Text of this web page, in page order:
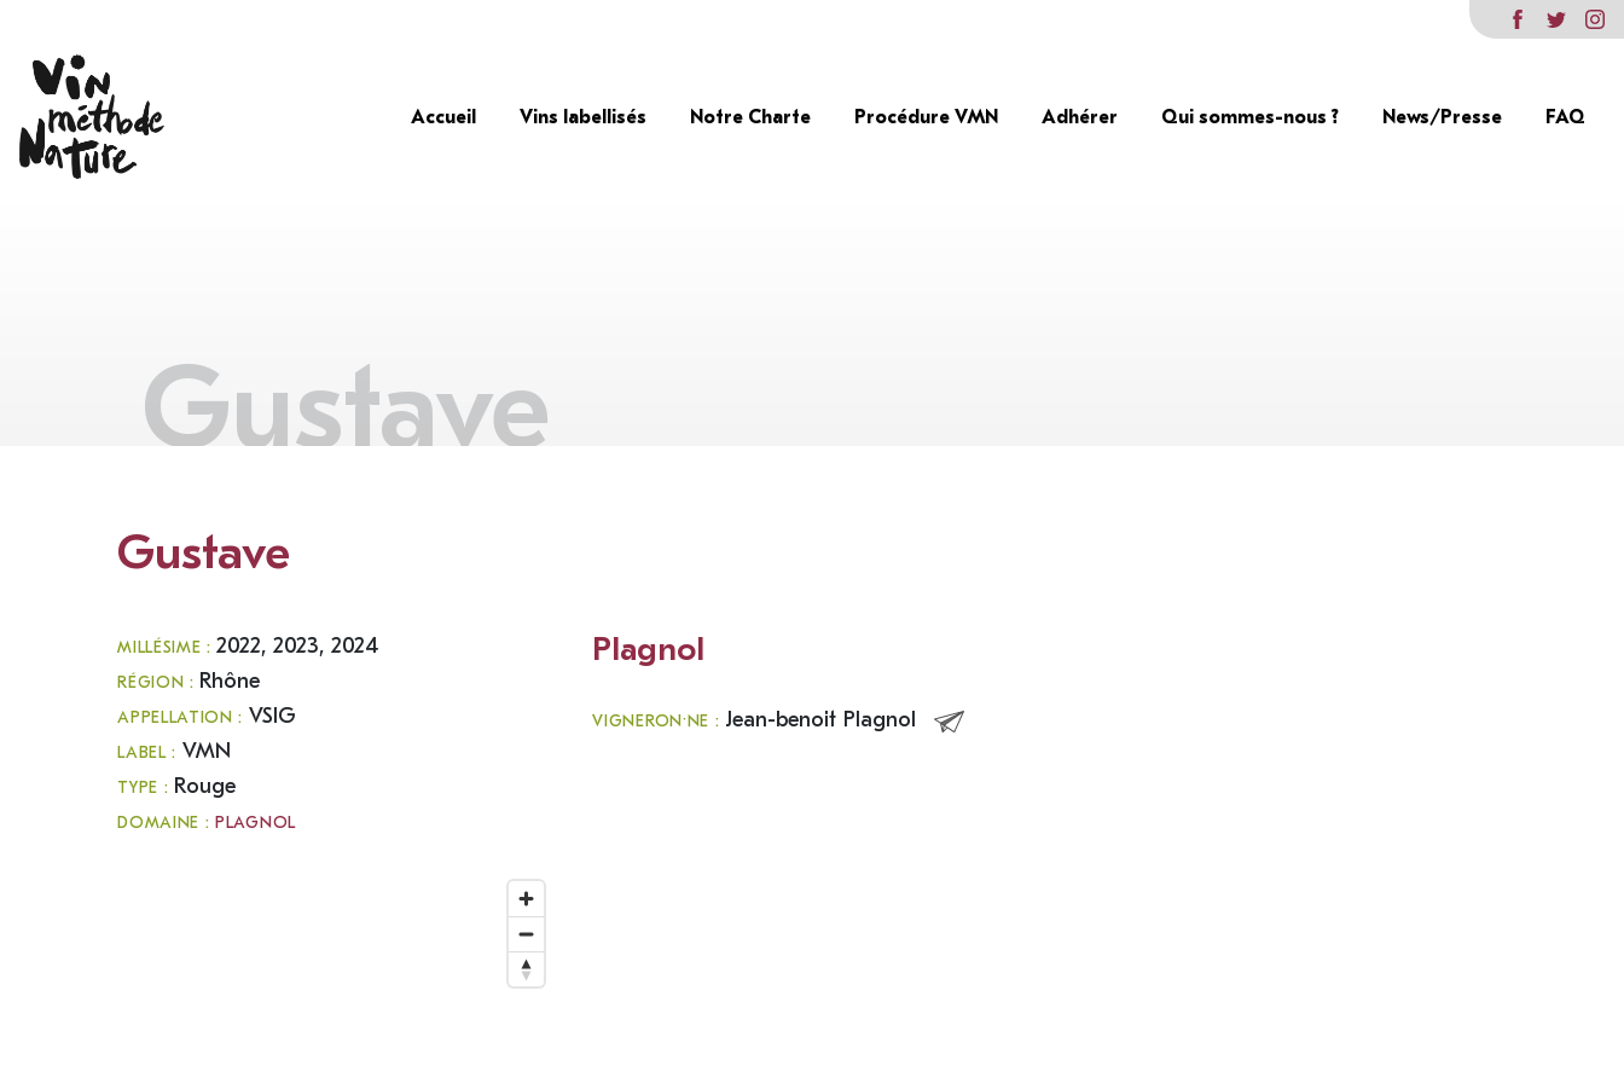
Accueil Vins labellisés Notre Charte Procédure VMN Adhérer Qui sommes-nous ? News/Presse FAQ
Gustave
Gustave
MILLÉSIME :2022, 2023, 2024
RÉGION : Rhône
APPELLATION : VSIG
LABEL : VMN
TYPE : Rouge
DOMAINE :PLAGNOL
Plagnol
VIGNERON·NE : Jean-benoit Plagnol